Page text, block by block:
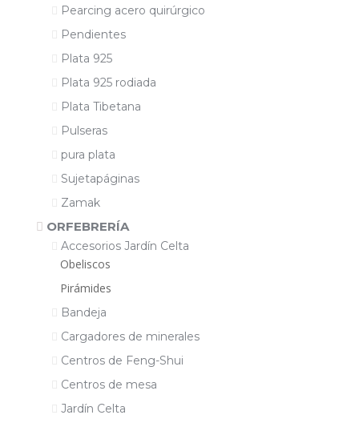
Pearcing acero quirúrgico
Pendientes
Plata 925
Plata 925 rodiada
Plata Tibetana
Pulseras
pura plata
Sujetapáginas
Zamak
ORFEBRERÍA
Accesorios Jardín Celta
Obeliscos
Pirámides
Bandeja
Cargadores de minerales
Centros de Feng-Shui
Centros de mesa
Jardín Celta